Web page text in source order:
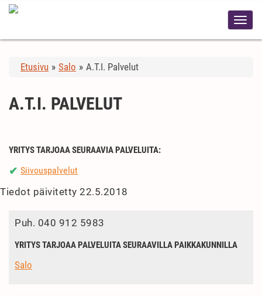
Etusivu » Salo » A.T.I. Palvelut
A.T.I. PALVELUT
YRITYS TARJOAA SEURAAVIA PALVELUITA:
✔ Siivouspalvelut
Tiedot päivitetty 22.5.2018
Puh. 040 912 5983
YRITYS TARJOAA PALVELUITA SEURAAVILLA PAIKKAKUNNILLA
Salo